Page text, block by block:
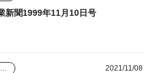
新聞1999年11月10日号
2021/11/08